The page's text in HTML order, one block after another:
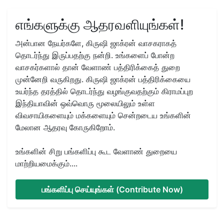
எங்களுக்கு ஆதரவளியுங்கள்!
அன்பான நேயர்களே, கிருஷி ஜாக்ரன் வாசகராகத்
தொடர்ந்து இருப்பதற்கு நன்றி. உங்களைப் போன்ற
வாசகர்களால் தான் வேளாண் பத்திரிக்கைத் துறை
முன்னேறி வருகிறது. கிருஷி ஜாக்ரன் பத்திரிக்கையை
உயர்ந்த தரத்தில் தொடர்ந்து வழங்குவதற்கும் கிராமப்புற
இந்தியாவின் ஒவ்வொரு மூலையிலும் உள்ள
விவசாயிகளையும் மக்களையும் சென்றடைய உங்களின்
மேலான ஆதரவு கோருகிறோம்.
உங்களின் சிறு பங்களிப்பு கூட வேளாண் துறையை
மாற்றியமைக்கும்....
பங்களிப்பு செய்யுங்கள் (Contribute Now)